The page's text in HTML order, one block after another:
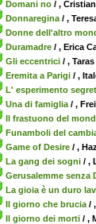
Domani no / ,
Donnaregina / ,
Donne dell'altro
Duramadre / , Erica
Gli eccentrici / ,
Eremita a Parigi / ,
L' esperimento
Una di famiglia / ,
Il frastuono del
Funamboli del
Game of Desire / ,
La gang dei sogni / ,
Gerusalemme senza
La gioia è un duro
Il giorno che brucia /
Il giorno dei morti / ,